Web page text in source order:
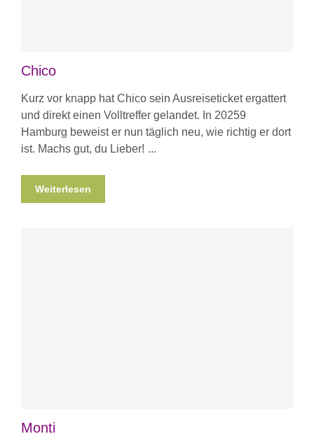
Chico
Kurz vor knapp hat Chico sein Ausreiseticket ergattert
und direkt einen Volltreffer gelandet. In 20259
Hamburg beweist er nun täglich neu, wie richtig er dort
ist. Machs gut, du Lieber!
Weiterlesen
Monti